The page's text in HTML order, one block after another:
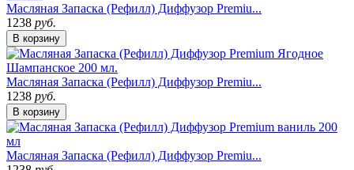
Масляная Запаска (Рефилл) Диффузор Premiu...
1238 руб.
В корзину
Масляная Запаска (Рефилл) Диффузор Premiu...
1238 руб.
В корзину
Масляная Запаска (Рефилл) Диффузор Premiu...